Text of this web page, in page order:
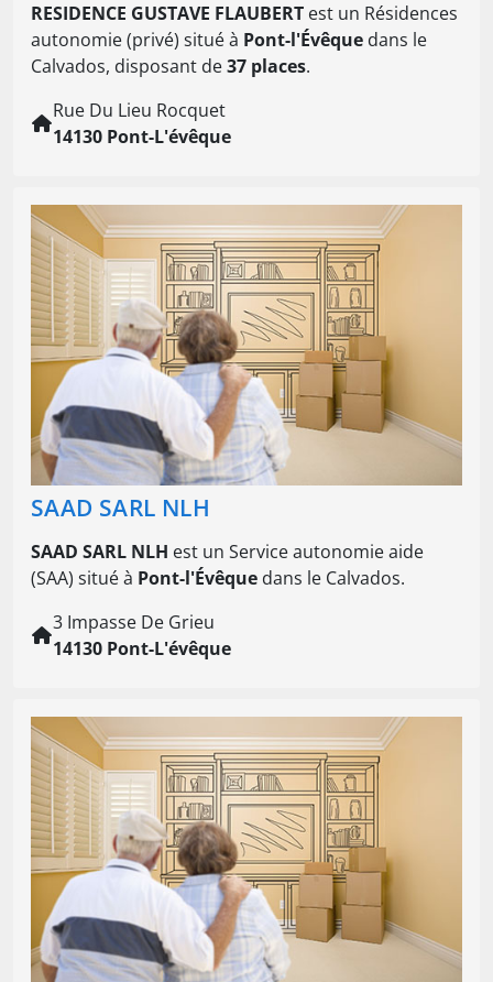
RESIDENCE GUSTAVE FLAUBERT est un Résidences
autonomie (privé) situé à Pont-l'Évêque dans le
Calvados, disposant de37 places.
Rue Du Lieu Rocquet
14130 Pont-L'évêque
SAAD SARL NLH
SAAD SARL NLH est un Service autonomie aide
(SAA) situé à Pont-l'Évêque dans le Calvados.
3 Impasse De Grieu
14130 Pont-L'évêque